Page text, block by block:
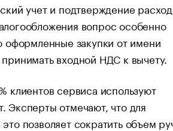
учет и подтверждение
вопрос особенно
оформленные закупки от имени
входной НДС к вычету.
клиентов сервиса используют
Эксперты отмечают, что для
позволяет сократить объем